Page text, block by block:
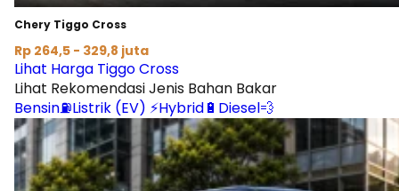
Chery Tiggo Cross
Rp 264,5 - 329,8 juta
Lihat Harga Tiggo Cross
Lihat Rekomendasi Jenis Bahan Bakar
Bensin⛽Listrik (EV) ⚡Hybrid🔋 Diesel💨